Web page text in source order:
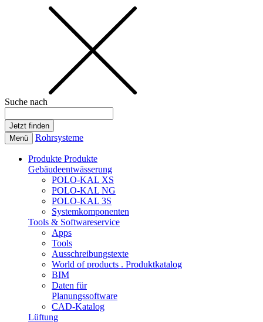
Suche nach
Menü Rohrsysteme
Produkte Produkte
Gebäudeentwässerung
POLO-KAL XS
POLO-KAL NG
POLO-KAL 3S
Systemkomponenten
Tools & Softwareservice
Apps
Tools
Ausschreibungstexte
World of products . Produktkatalog
BIM
Daten für
Planungssoftware
CAD-Katalog
Lüftung